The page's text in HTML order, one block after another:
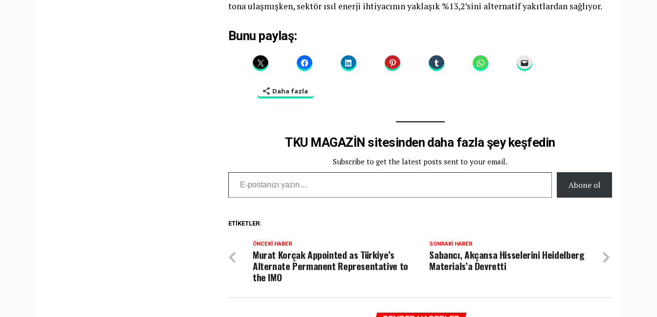
tona ulaşmışken, sektör ısıl enerji ihtiyacının yaklaşık %13,2’sini alternatif yakıtlardan sağlıyor.
Bunu paylaş:
Daha fazla
TKU MAGAZİN sitesinden daha fazla şey keşfedin
Subscribe to get the latest posts sent to your email.
E-postanızı yazın…
Abone ol
ETIKETLER:
SONRAKI HABER
Sabancı, Akçansa Hisselerini Heidelberg
Materials’a Devretti
ÖNCEKI HABER
Murat Korçak Appointed as Türkiye’s
Alternate Permanent Representative to
the IMO